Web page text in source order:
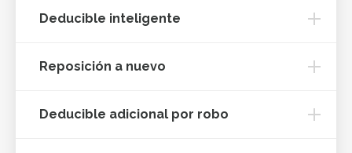
Deducible inteligente
Reposición a nuevo
Deducible adicional por robo